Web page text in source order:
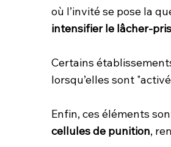
où l’invité se pose la
intensifier le lâcher-
Certains
lorsqu’elles sont
Enfin, ces éléments
cellules de punition,